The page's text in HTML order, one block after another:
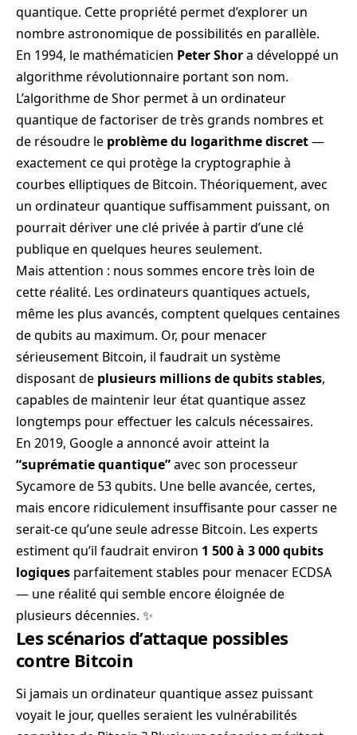
quantique. Cette propriété permet d’explorer un
nombre astronomique de possibilités en parallèle.
En 1994, le mathématicien Peter Shora développé un
algorithme révolutionnaire portant son nom.
L’algorithme de Shor permet à un ordinateur
quantique de factoriser de très grands nombres et
de résoudre le problème du logarithme discret—
exactement ce qui protège la cryptographie à
courbes elliptiques de Bitcoin. Théoriquement, avec
un ordinateur quantique suffisamment puissant, on
pourrait dériver une clé privée à partir d’une clé
publique en quelques heures seulement.
Mais attention : nous sommes encore très loin de
cette réalité. Les ordinateurs quantiques actuels,
même les plus avancés, comptent quelques centaines
de qubits au maximum. Or, pour menacer
sérieusement Bitcoin, il faudrait un système
disposant de plusieurs millions de qubits stables,
capables de maintenir leur état quantique assez
longtemps pour effectuer les calculs nécessaires.
En 2019, Google a annoncé avoir atteint la
“suprématie quantique”avec son processeur
Sycamore de 53 qubits. Une belle avancée, certes,
mais encore ridiculement insuffisante pour casser ne
serait-ce qu’une seule adresse Bitcoin. Les experts
estiment qu’il faudrait environ 1 500 à 3 000 qubits
logiques parfaitement stables pour menacer ECDSA
— une réalité qui semble encore éloignée de
plusieurs décennies. ✨
Les scénarios d’attaque possibles
contre Bitcoin
Si jamais un ordinateur quantique assez puissant
voyait le jour, quelles seraient les vulnérabilités